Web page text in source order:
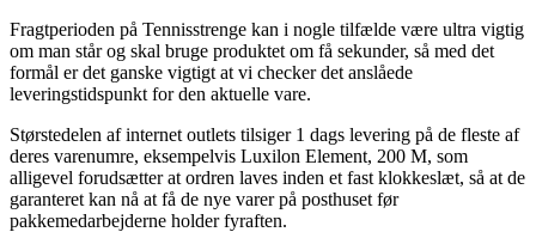
Fragtperioden på Tennisstrenge kan i nogle tilfælde være ultra vigtig
om man står og skal bruge produktet om få sekunder, så med det
formål er det ganske vigtigt at vi checker det anslåede
leveringstidspunkt for den aktuelle vare.
Størstedelen af internet outlets tilsiger 1 dags levering på de fleste af
deres varenumre, eksempelvis Luxilon Element, 200 M, som
alligevel forudsætter at ordren laves inden et fast klokkeslæt, så at de
garanteret kan nå at få de nye varer på posthuset før
pakkemedarbejderne holder fyraften.